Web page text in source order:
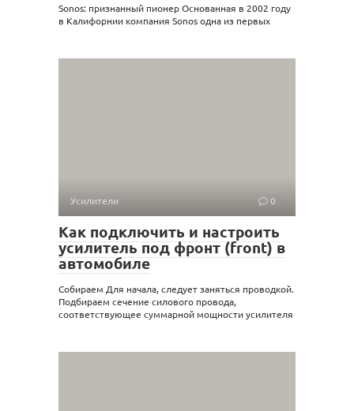
Sonos: признанный пионер Основанная в 2002 году
в Калифорнии компания Sonos одна из первых
Усилители 0
Как подключить и настроить
усилитель под фронт (front) в
автомобиле
Собираем Для начала, следует заняться проводкой.
Подбираем сечение силового провода,
соответствующее суммарной мощности усилителя